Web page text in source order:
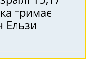
тримає
Ельзи